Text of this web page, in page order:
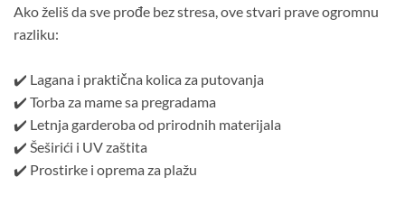
Ako želiš da sve prođe bez stresa, ove stvari prave ogromnu
razliku:
✔️ Lagana i praktična kolica za putovanja
✔️ Torba za mame sa pregradama
✔️ Letnja garderoba od prirodnih materijala
✔️ Šeširići i UV zaštita
✔️ Prostirke i oprema za plažu